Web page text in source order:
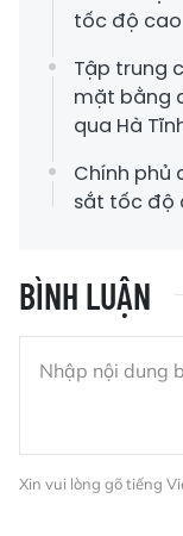
tốc độ cao
Tập trung
mặt bằng
qua Hà
Chính phủ
sắt tốc độ
BÌNH LUẬN
Xin vui lòng gõ tiếng